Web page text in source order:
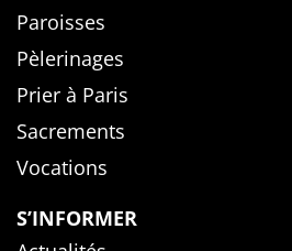
Paroisses
Pèlerinages
Prier à Paris
Sacrements
Vocations
S’INFORMER